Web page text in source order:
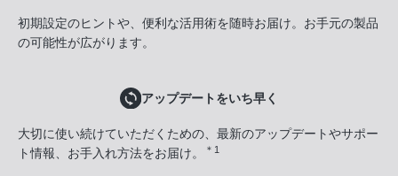
初期設定のヒントや、便利な活用術を随時お届け。お手元の製品
の可能性が広がります。
アップデートをいち早く
大切に使い続けていただくための、最新のアップデートやサポー
ト情報、お手入れ方法をお届け。
＊1